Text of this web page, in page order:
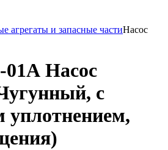
агрегаты и запасные частиНасос
Насос
с